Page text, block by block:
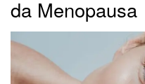
da Menopausa